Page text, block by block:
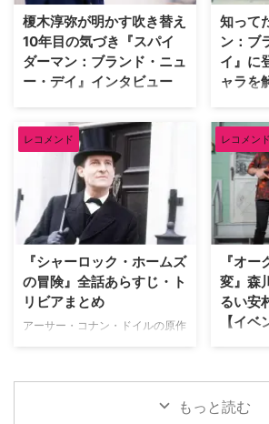
映画をピックアップ。その魅力を
熱く語った。 『バンデットQ』か
らオロノ劇の名作まで！独自のセ
ンスで選ぶ名作群 最初に彼が手
監督による幻想的なファンタジー
…
う。（※
ネタバレ
ださい）
リさせら
ゲーム』
榎木淳弥が明かす吹き替え
10年目の気づき『スパイ
ダーマン：ブランド・ニュ
ー・デイ』インタビュー
『スパイダーマン：ブランド・ニ
ュー・デイ』日本語吹き替え版で
ピーター・パーカー／スパイダー
マンを演じる榎木淳弥にインタビ
ュー！ 孤独を抱えながらも成長
したピーターの魅力や、ハルク、
パニッシャーたちとの掛け合い、
そして本作に込められた意味につ
記憶をなくした世界で描かれる、
ピーターの「人間ドラマ」 ――
前作『スパイダーマン：ノー・ウ
ェイ・ホーム』ではドクター・ス
ター・パーカーに関する記憶が消
知って
ン：ブ
イ』に
ャラを
『スパイ
ュー・デ
ピーター
ーズお
ん、他作
ックスの
してい
鑑賞した
本記事
ランド・
レが含ま
ズでお
み、天才
レコメンド
『シャーロック・ホームズ
の冒険』全話あらすじ・ト
リビアまとめ
アーサー・コナン・ドイルの原作
年まで放送された名作ドラマ『シ
レコメンド
『オ
変』森
るい安
【イベ
J.J.エイ
8月14日
される。
月29日（
もっと読む